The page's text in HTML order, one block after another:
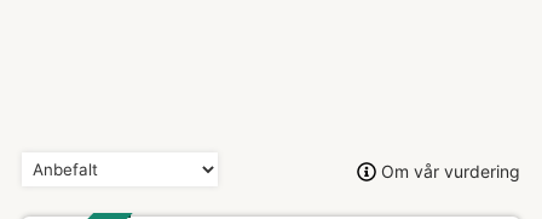
Om vår vurdering